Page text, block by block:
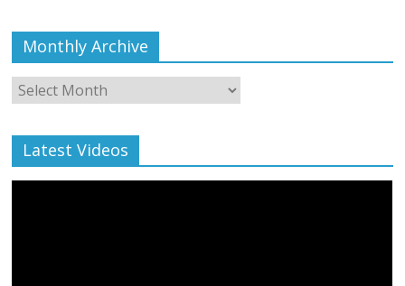
Monthly Archive
Monthly
Archive
Latest Videos